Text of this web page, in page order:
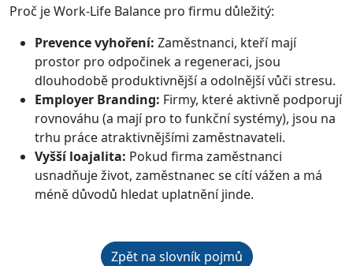
Proč je Work-Life Balance pro firmu důležitý:
Prevence vyhoření: Zaměstnanci, kteří mají
prostor pro odpočinek a regeneraci, jsou
dlouhodobě produktivnější a odolnější vůči stresu.
Employer Branding: Firmy, které aktivně podporují
rovnováhu (a mají pro to funkční systémy), jsou na
trhu práce atraktivnějšími zaměstnavateli.
Vyšší loajalita: Pokud firma zaměstnanci
usnadňuje život, zaměstnanec se cítí vážen a má
méně důvodů hledat uplatnění jinde.
Zpět na slovník pojmů